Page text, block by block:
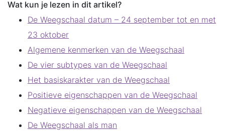
Wat kun je lezen in dit artikel?
De Weegschaal datum – 24 september tot en met
23 oktober
Algemene kenmerken van de Weegschaal
De vier subtypes van de Weegschaal
Het basiskarakter van de Weegschaal
Positieve eigenschappen van de Weegschaal
Negatieve eigenschappen van de Weegschaal
De Weegschaal als man